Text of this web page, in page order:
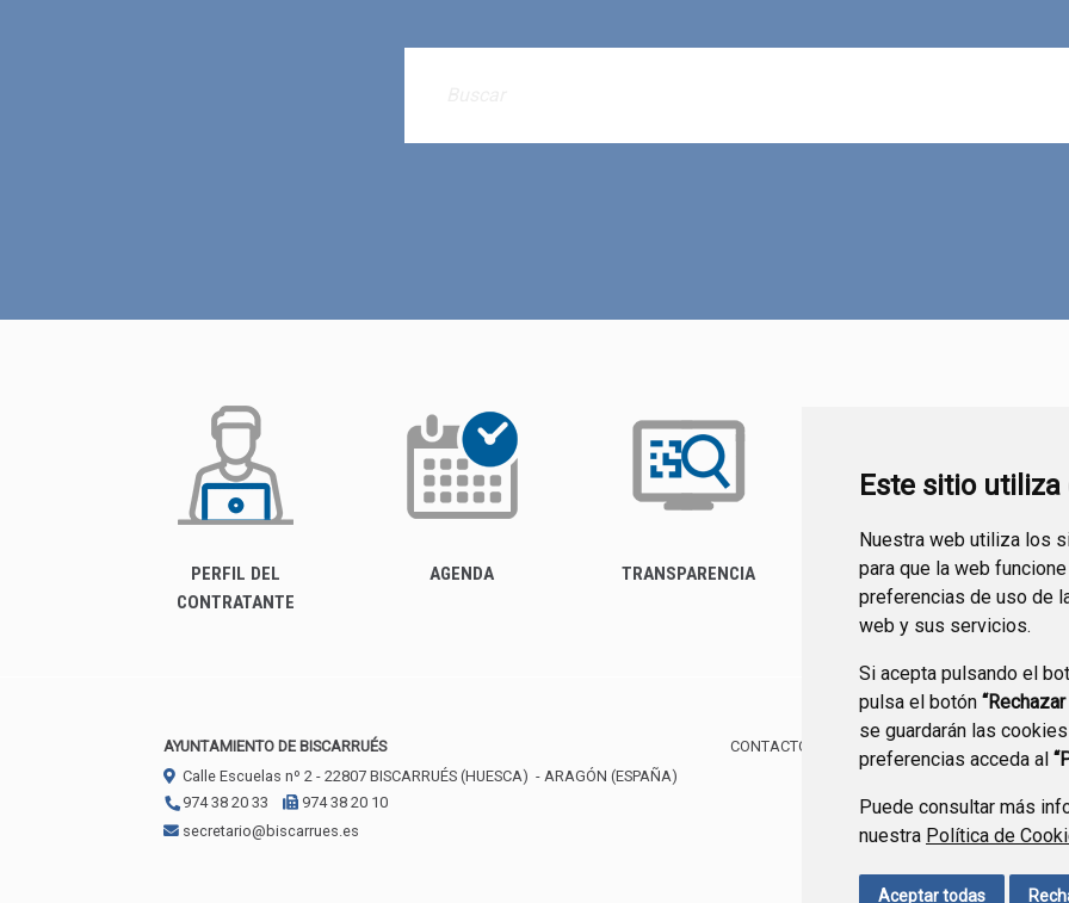
Este sitio
Nuestra web utiliza los
para que la web
preferencias de uso de
web y sus servicios.
Si acepta pulsando el
pulsa el botón
se guardarán las
preferencias acceda al
Puede consultar más
nuestra Política de
Aceptar todas
PERFIL DEL
CONTRATANTE
AGENDA TRANSPARENCIA
FORMULARIO DE
CONTACTO
AYUNTAMIENTO DE BISCARRUÉS
Calle Escuelas nº 2 - 22807 BISCARRUÉS (HUESCA) - ARAGÓN (ESPAÑA)
974 38 20 33
974 38 20 10
secretario@biscarrues.es
CONTACTO MAPA WEB